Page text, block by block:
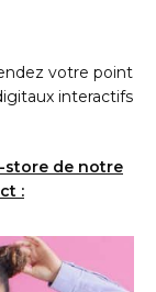
votre point
interactifs
store de notre
: